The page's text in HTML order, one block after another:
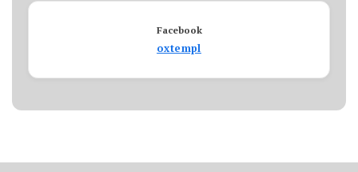
Facebook
oxtempl